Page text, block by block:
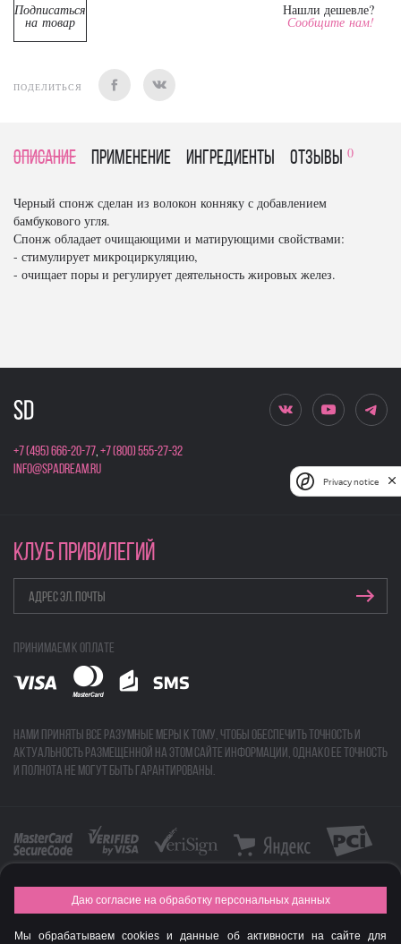
Подписаться
на товар
Нашли дешевле?
Сообщите нам!
ПОДЕЛИТЬСЯ
Описание Применение Ингредиенты отзывы 0
Черный спонж сделан из волокон конняку с добавлением
бамбукового угля.
Спонж обладает очищающими и матирующими свойствами:
- стимулирует микроциркуляцию,
- очищает поры и регулирует деятельность жировых желез.
+7 (495) 666-20-77,+7 (800) 555-27-32
info@spadream.ru
КЛУБ ПРИВИЛЕГИЙ
Принимаем к оплате
Нами приняты все разумные меры к тому, чтобы обеспечить точность и
актуальность размещенной на этом сайте информации, однако ее точность
и полнота не могут быть гарантированы.
FASHION NEW YEAR AWARDS 2015
Даю согласие на обработку персональных данных
Мы обрабатываем cookies и данные об активности на сайте для
Privacy notice